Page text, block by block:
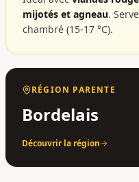
mijotés et agneau.
chambré (15-17 °C).
RÉGION PARENTE
Bordelais
Découvrir la région